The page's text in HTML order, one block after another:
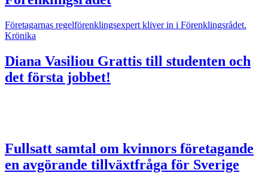
Företagarnas regelförenklingsexpert kliver in i Förenklingsrådet.
Krönika
Diana Vasiliou Grattis till studenten och
det första jobbet!
Fullsatt samtal om kvinnors företagande
en avgörande tillväxtfråga för Sverige